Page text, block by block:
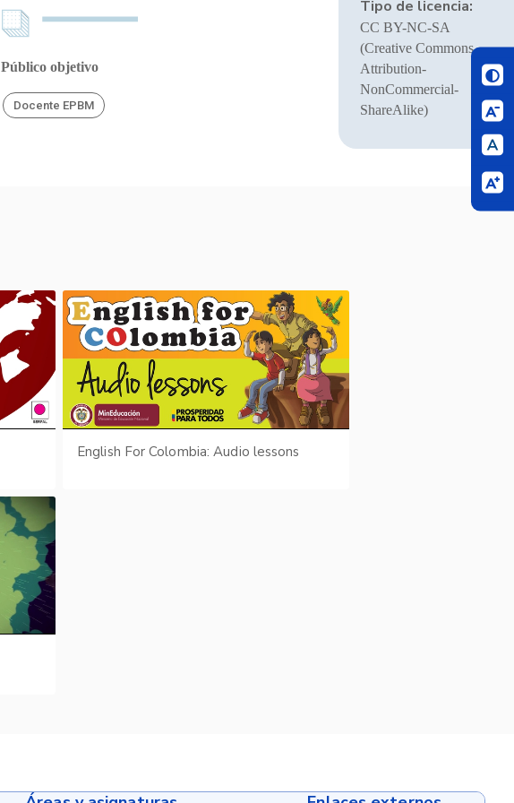
Público objetivo
Docente EPBM
Tipo de licencia:
CC BY-NC-SA
(Creative Commons
Attribution-
NonCommercial-
ShareAlike)
English For Colombia: Audio lessons